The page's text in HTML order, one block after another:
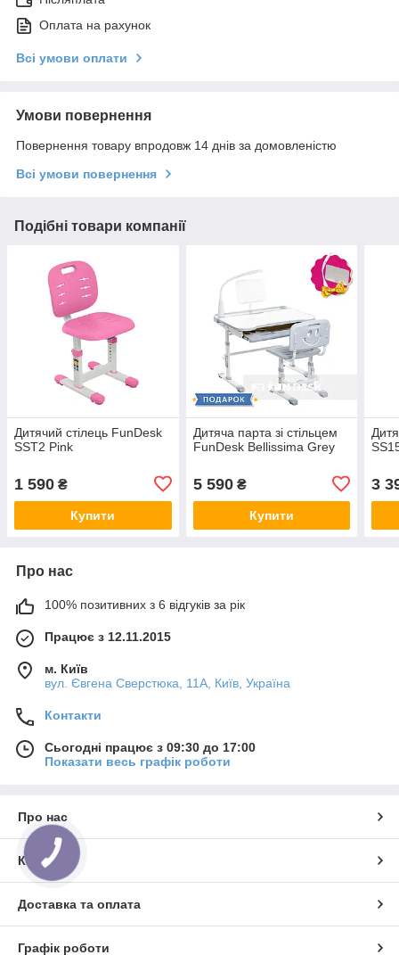
Оплата на рахунок
Всі умови оплати
Умови повернення
Повернення товару впродовж 14 днів за домовленістю
Всі умови повернення
Подібні товари компанії
Дитячий стілець FunDesk
SST2 Pink
1 590 ₴
Купити
Дитяча парта зі стільцем
FunDesk Bellissima Grey
5 590₴
Купити
3
Про нас
100% позитивних з 6 відгуків за рік
Працює з 12.11.2015
м. Київ
вул. Євгена Сверстюка, 11А, Київ, Україна
Контакти
Сьогодні працює з 09:30 до 17:00
Показати весь графік роботи
Про нас
Контакти
Доставка та оплата
Графік роботи
КНОПКА
ЗВ'ЯЗКУ